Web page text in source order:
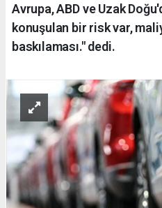
Avrupa, ABD ve Uzak
konuşulan bir risk var,
baskılaması." dedi.